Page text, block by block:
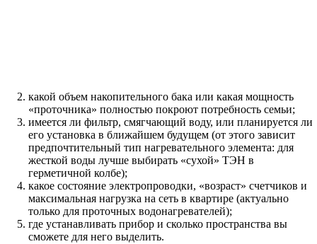
какой объем накопительного бака или какая мощность
«проточника» полностью покроют потребность семьи;
имеется ли фильтр, смягчающий воду, или планируется ли
его установка в ближайшем будущем (от этого зависит
предпочтительный тип нагревательного элемента: для
жесткой воды лучше выбирать «сухой» ТЭН в
герметичной колбе);
какое состояние электропроводки, «возраст» счетчиков и
максимальная нагрузка на сеть в квартире (актуально
только для проточных водонагревателей);
где устанавливать прибор и сколько пространства вы
сможете для него выделить.